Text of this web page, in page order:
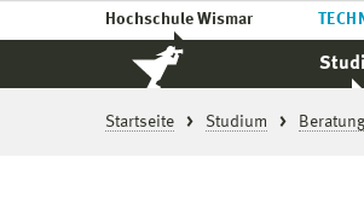
Hochschule Wismar
Startseite Studium